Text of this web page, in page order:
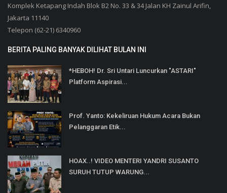
Komplek Ketapang Indah Blok B2 No. 33 & 34 Jalan KH Zainul Arifin,
Jakarta 11140
Telepon (62-21) 6340960
BERITA PALING BANYAK DILIHAT BULAN INI
*HEBOH! Dr. Sri Untari Luncurkan "ASTARI"
Platform Aspirasi...
Prof. Yanto: Kekeliruan Hukum Acara Bukan
Pelanggaran Etik...
HOAX..! VIDEO MENTERI YANDRI SUSANTO
SURUH TUTUP WARUNG...